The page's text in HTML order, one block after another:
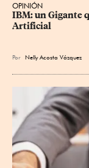
OPINIÓN
IBM: un Gigante
Artificial
Por Nelly Acosta Vázquez